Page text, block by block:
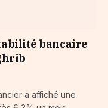
bancaire
a affiché une